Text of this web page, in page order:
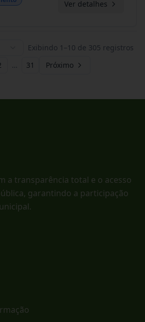
Ver detalhes
Exibindo 1 –10 de 305 registros
… 31 Próximo
a transparência total e o acesso
garantindo a participação